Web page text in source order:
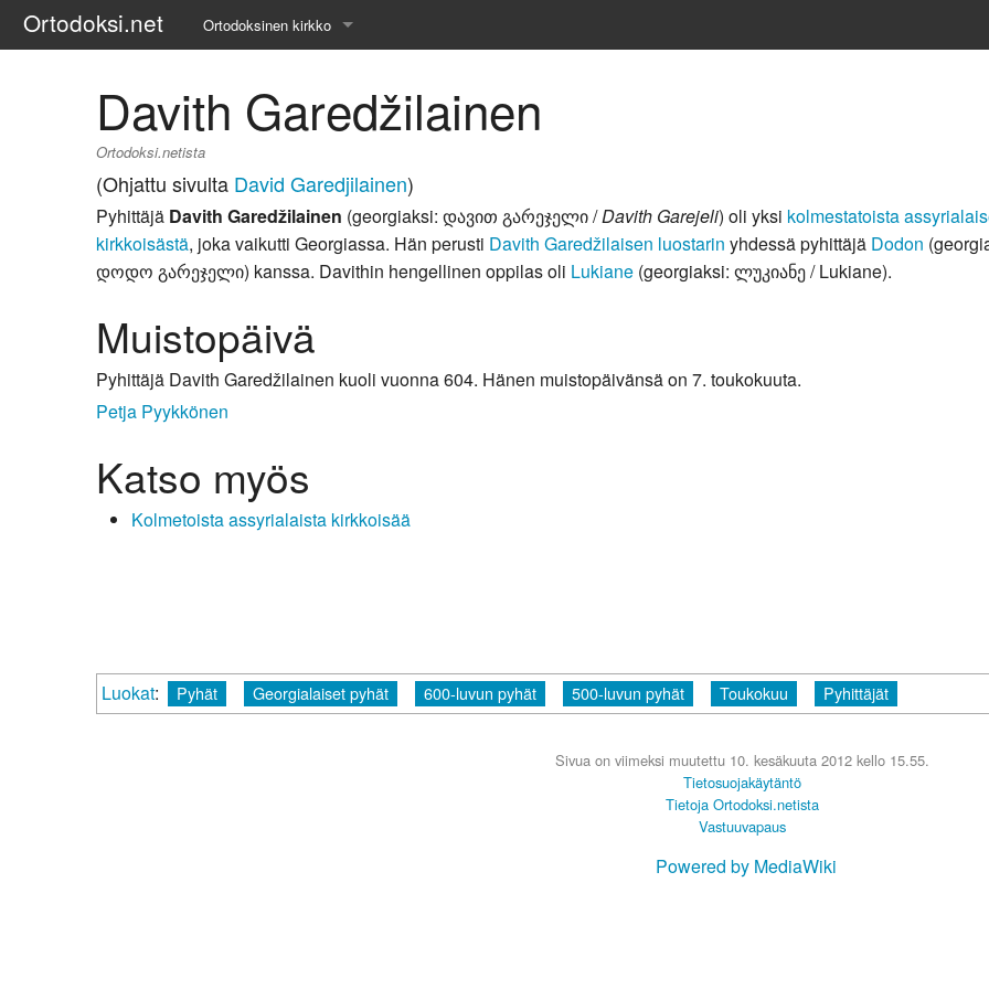
Ortodoksi.net Ortodoksinen kirkko
Liturgiset tekstit
Opetuspuheet
Kirkkohistoria
Etiikka
Uskonoppi
Kirkkotaide
Pyhät ihmiset
Suomen kirkko
Kirkkoon liittyminen
Davith Garedžilainen
Ortodoksi.netista
(Ohjattu sivulta David Garedjilainen)
Pyhittäjä Davith Garedžilainen (georgiaksi: დავით გარეჯელი /Davith Garejeli) oli yksi kolmestatoista
kirkkoisästä, joka vaikutti Georgiassa. Hän perusti Davith Garedžilaisen luostarin yhdessä pyhittäjä Dodon
დოდო გარეჯელი) kanssa. Davithin hengellinen oppilas oli Lukiane (georgiaksi: ლუკიანე / Lukiane).
Muistopäivä
Pyhittäjä Davith Garedžilainen kuoli vuonna 604. Hänen muistopäivänsä on 7. toukokuuta.
Petja Pyykkönen
Katso myös
Kolmetoista assyrialaista kirkkoisää
Luokat: Pyhät Georgialaiset pyhät 600-luvun pyhät 500-luvun pyhät Toukokuu Pyhittäjät
Sivua on viimeksi muutettu 10. kesäkuuta 2012 kello 15.55.
Tietosuojakäytäntö
Tietoja Ortodoksi.netista
Vastuuvapaus
Powered by MediaWiki